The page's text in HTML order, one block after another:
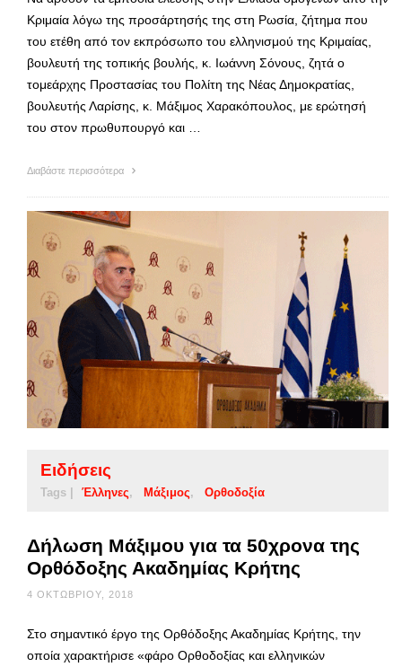
Κριμαία λόγω της προσάρτησής της στη Ρωσία, ζήτημα που
του ετέθη από τον εκπρόσωπο του ελληνισμού της Κριμαίας,
βουλευτή της τοπικής βουλής, κ. Ιωάννη Σόνους, ζητά ο
τομεάρχης Προστασίας του Πολίτη της Νέας Δημοκρατίας,
βουλευτής Λαρίσης, κ. Μάξιμος Χαρακόπουλος, με ερώτησή
του στον πρωθυπουργό και …
Διαβάστε περισσότερα
Ειδήσεις
Tags | Έλληνες Μάξιμος Ορθοδοξία
Δήλωση Μάξιμου για τα 50χρονα της
Ορθόδοξης Ακαδημίας Κρήτης
4 ΟΚΤΩΒΡΊΟΥ, 2018
Στο σημαντικό έργο της Ορθόδοξης Ακαδημίας Κρήτης, την
οποία χαρακτήρισε «φάρο Ορθοδοξίας και ελληνικών